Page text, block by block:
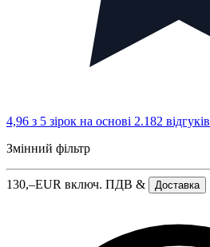
4,96 з 5 зірок на основі 2.182 відгуків
Змінний фільтр
130,–EUR включ. ПДВ & Доставка